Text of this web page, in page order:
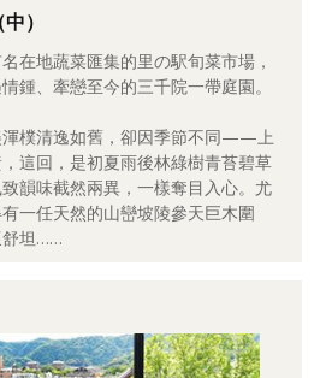
）
在地蔬菜匯集的里の駅旬菜市場，
鍾、牽戀至今的三千院一帶庭園。
渾樸清逸如舊，卻因季節不同——上
這回，是初夏雨後林綠樹青苔碧草
韻味截然兩異，一樣奪目入心。尤
一任天然的山巒坡陵參天巨木圍
舒坦……